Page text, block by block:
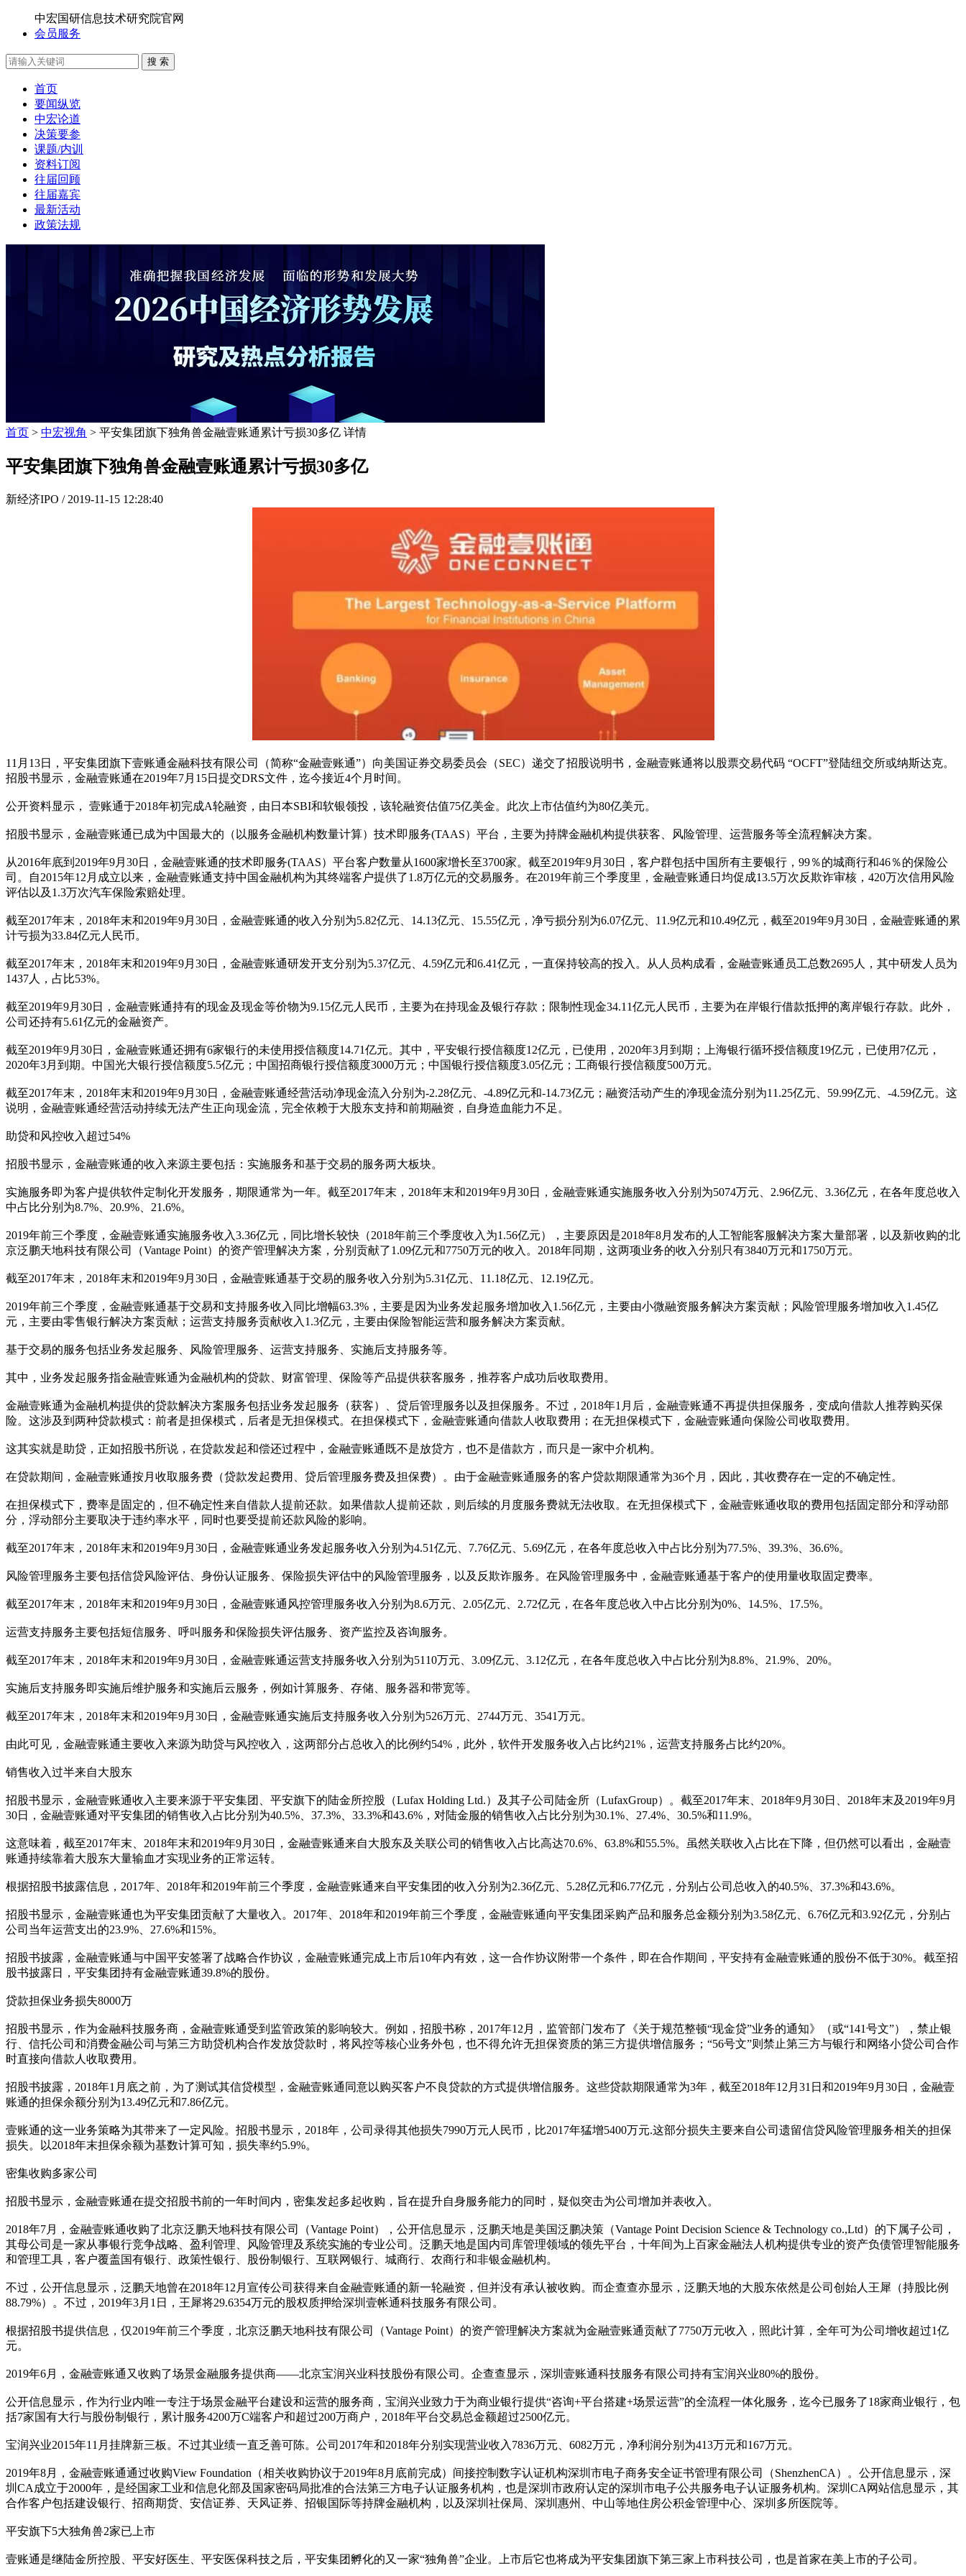
中宏国研信息技术研究院官网
会员服务
搜 索
首页
要闻纵览
中宏论道
决策要参
课题/内训
资料订阅
往届回顾
往届嘉宾
最新活动
政策法规
首页 > 中宏视角 > 平安集团旗下独角兽金融壹账通累计亏损30多亿 详情
平安集团旗下独角兽金融壹账通累计亏损30多亿
新经济IPO / 2019-11-15 12:28:40
11月13日，平安集团旗下壹账通金融科技有限公司（简称“金融壹账通”）向美国证券交易委员会（SEC）递交了招股说明书，金融壹账通将以股票交易代码 “OCFT”登陆纽交所或纳斯达克。
招股书显示，金融壹账通在2019年7月15日提交DRS文件，迄今接近4个月时间。
公开资料显示， 壹账通于2018年初完成A轮融资，由日本SBI和软银领投，该轮融资估值75亿美金。此次上市估值约为80亿美元。
招股书显示，金融壹账通已成为中国最大的（以服务金融机构数量计算）技术即服务(TAAS）平台，主要为持牌金融机构提供获客、风险管理、运营服务等全流程解决方案。
从2016年底到2019年9月30日，金融壹账通的技术即服务(TAAS）平台客户数量从1600家增长至3700家。截至2019年9月30日，客户群包括中国所有主要银行，99％的城商行和46％的保险公
司。自2015年12月成立以来，金融壹账通支持中国金融机构为其终端客户提供了1.8万亿元的交易服务。在2019年前三个季度里，金融壹账通日均促成13.5万次反欺诈审核，420万次信用风险
评估以及1.3万次汽车保险索赔处理。
截至2017年末，2018年末和2019年9月30日，金融壹账通的收入分别为5.82亿元、14.13亿元、15.55亿元，净亏损分别为6.07亿元、11.9亿元和10.49亿元，截至2019年9月30日，金融壹账通的累
计亏损为33.84亿元人民币。
截至2017年末，2018年末和2019年9月30日，金融壹账通研发开支分别为5.37亿元、4.59亿元和6.41亿元，一直保持较高的投入。从人员构成看，金融壹账通员工总数2695人，其中研发人员为
1437人，占比53%。
截至2019年9月30日，金融壹账通持有的现金及现金等价物为9.15亿元人民币，主要为在持现金及银行存款；限制性现金34.11亿元人民币，主要为在岸银行借款抵押的离岸银行存款。此外，
公司还持有5.61亿元的金融资产。
截至2019年9月30日，金融壹账通还拥有6家银行的未使用授信额度14.71亿元。其中，平安银行授信额度12亿元，已使用，2020年3月到期；上海银行循环授信额度19亿元，已使用7亿元，
2020年3月到期。中国光大银行授信额度5.5亿元；中国招商银行授信额度3000万元；中国银行授信额度3.05亿元；工商银行授信额度500万元。
截至2017年末，2018年末和2019年9月30日，金融壹账通经营活动净现金流入分别为-2.28亿元、-4.89亿元和-14.73亿元；融资活动产生的净现金流分别为11.25亿元、59.99亿元、-4.59亿元。这
说明，金融壹账通经营活动持续无法产生正向现金流，完全依赖于大股东支持和前期融资，自身造血能力不足。
助贷和风控收入超过54%
招股书显示，金融壹账通的收入来源主要包括：实施服务和基于交易的服务两大板块。
实施服务即为客户提供软件定制化开发服务，期限通常为一年。截至2017年末，2018年末和2019年9月30日，金融壹账通实施服务收入分别为5074万元、2.96亿元、3.36亿元，在各年度总收入
中占比分别为8.7%、20.9%、21.6%。
2019年前三个季度，金融壹账通实施服务收入3.36亿元，同比增长较快（2018年前三个季度收入为1.56亿元），主要原因是2018年8月发布的人工智能客服解决方案大量部署，以及新收购的北
京泛鹏天地科技有限公司（Vantage Point）的资产管理解决方案，分别贡献了1.09亿元和7750万元的收入。2018年同期，这两项业务的收入分别只有3840万元和1750万元。
截至2017年末，2018年末和2019年9月30日，金融壹账通基于交易的服务收入分别为5.31亿元、11.18亿元、12.19亿元。
2019年前三个季度，金融壹账通基于交易和支持服务收入同比增幅63.3%，主要是因为业务发起服务增加收入1.56亿元，主要由小微融资服务解决方案贡献；风险管理服务增加收入1.45亿
元，主要由零售银行解决方案贡献；运营支持服务贡献收入1.3亿元，主要由保险智能运营和服务解决方案贡献。
基于交易的服务包括业务发起服务、风险管理服务、运营支持服务、实施后支持服务等。
其中，业务发起服务指金融壹账通为金融机构的贷款、财富管理、保险等产品提供获客服务，推荐客户成功后收取费用。
金融壹账通为金融机构提供的贷款解决方案服务包括业务发起服务（获客）、贷后管理服务以及担保服务。不过，2018年1月后，金融壹账通不再提供担保服务，变成向借款人推荐购买保
险。这涉及到两种贷款模式：前者是担保模式，后者是无担保模式。在担保模式下，金融壹账通向借款人收取费用；在无担保模式下，金融壹账通向保险公司收取费用。
这其实就是助贷，正如招股书所说，在贷款发起和偿还过程中，金融壹账通既不是放贷方，也不是借款方，而只是一家中介机构。
在贷款期间，金融壹账通按月收取服务费（贷款发起费用、贷后管理服务费及担保费）。由于金融壹账通服务的客户贷款期限通常为36个月，因此，其收费存在一定的不确定性。
在担保模式下，费率是固定的，但不确定性来自借款人提前还款。如果借款人提前还款，则后续的月度服务费就无法收取。在无担保模式下，金融壹账通收取的费用包括固定部分和浮动部
分，浮动部分主要取决于违约率水平，同时也要受提前还款风险的影响。
截至2017年末，2018年末和2019年9月30日，金融壹账通业务发起服务收入分别为4.51亿元、7.76亿元、5.69亿元，在各年度总收入中占比分别为77.5%、39.3%、36.6%。
风险管理服务主要包括信贷风险评估、身份认证服务、保险损失评估中的风险管理服务，以及反欺诈服务。在风险管理服务中，金融壹账通基于客户的使用量收取固定费率。
截至2017年末，2018年末和2019年9月30日，金融壹账通风控管理服务收入分别为8.6万元、2.05亿元、2.72亿元，在各年度总收入中占比分别为0%、14.5%、17.5%。
运营支持服务主要包括短信服务、呼叫服务和保险损失评估服务、资产监控及咨询服务。
截至2017年末，2018年末和2019年9月30日，金融壹账通运营支持服务收入分别为5110万元、3.09亿元、3.12亿元，在各年度总收入中占比分别为8.8%、21.9%、20%。
实施后支持服务即实施后维护服务和实施后云服务，例如计算服务、存储、服务器和带宽等。
截至2017年末，2018年末和2019年9月30日，金融壹账通实施后支持服务收入分别为526万元、2744万元、3541万元。
由此可见，金融壹账通主要收入来源为助贷与风控收入，这两部分占总收入的比例约54%，此外，软件开发服务收入占比约21%，运营支持服务占比约20%。
销售收入过半来自大股东
招股书显示，金融壹账通收入主要来源于平安集团、平安旗下的陆金所控股（Lufax Holding Ltd.）及其子公司陆金所（LufaxGroup）。截至2017年末、2018年9月30日、2018年末及2019年9月
30日，金融壹账通对平安集团的销售收入占比分别为40.5%、37.3%、33.3%和43.6%，对陆金服的销售收入占比分别为30.1%、27.4%、30.5%和11.9%。
这意味着，截至2017年末、2018年末和2019年9月30日，金融壹账通来自大股东及关联公司的销售收入占比高达70.6%、63.8%和55.5%。虽然关联收入占比在下降，但仍然可以看出，金融壹
账通持续靠着大股东大量输血才实现业务的正常运转。
根据招股书披露信息，2017年、2018年和2019年前三个季度，金融壹账通来自平安集团的收入分别为2.36亿元、5.28亿元和6.77亿元，分别占公司总收入的40.5%、37.3%和43.6%。
招股书显示，金融壹账通也为平安集团贡献了大量收入。2017年、2018年和2019年前三个季度，金融壹账通向平安集团采购产品和服务总金额分别为3.58亿元、6.76亿元和3.92亿元，分别占
公司当年运营支出的23.9%、27.6%和15%。
招股书披露，金融壹账通与中国平安签署了战略合作协议，金融壹账通完成上市后10年内有效，这一合作协议附带一个条件，即在合作期间，平安持有金融壹账通的股份不低于30%。截至招
股书披露日，平安集团持有金融壹账通39.8%的股份。
贷款担保业务损失8000万
招股书显示，作为金融科技服务商，金融壹账通受到监管政策的影响较大。例如，招股书称，2017年12月，监管部门发布了《关于规范整顿“现金贷”业务的通知》（或“141号文”），禁止银
行、信托公司和消费金融公司与第三方助贷机构合作发放贷款时，将风控等核心业务外包，也不得允许无担保资质的第三方提供增信服务；“56号文”则禁止第三方与银行和网络小贷公司合作
时直接向借款人收取费用。
招股书披露，2018年1月底之前，为了测试其信贷模型，金融壹账通同意以购买客户不良贷款的方式提供增信服务。这些贷款期限通常为3年，截至2018年12月31日和2019年9月30日，金融壹
账通的担保余额分别为13.49亿元和7.86亿元。
壹账通的这一业务策略为其带来了一定风险。招股书显示，2018年，公司录得其他损失7990万元人民币，比2017年猛增5400万元.这部分损失主要来自公司遗留信贷风险管理服务相关的担保
损失。以2018年末担保余额为基数计算可知，损失率约5.9%。
密集收购多家公司
招股书显示，金融壹账通在提交招股书前的一年时间内，密集发起多起收购，旨在提升自身服务能力的同时，疑似突击为公司增加并表收入。
2018年7月，金融壹账通收购了北京泛鹏天地科技有限公司（Vantage Point），公开信息显示，泛鹏天地是美国泛鹏决策（Vantage Point Decision Science & Technology co.,Ltd）的下属子公司，
其母公司是一家从事银行竞争战略、盈利管理、风险管理及系统实施的专业公司。泛鹏天地是国内司库管理领域的领先平台，十年间为上百家金融法人机构提供专业的资产负债管理智能服务
和管理工具，客户覆盖国有银行、政策性银行、股份制银行、互联网银行、城商行、农商行和非银金融机构。
不过，公开信息显示，泛鹏天地曾在2018年12月宣传公司获得来自金融壹账通的新一轮融资，但并没有承认被收购。而企查查亦显示，泛鹏天地的大股东依然是公司创始人王犀（持股比例
88.79%）。不过，2019年3月1日，王犀将29.6354万元的股权质押给深圳壹帐通科技服务有限公司。
根据招股书提供信息，仅2019年前三个季度，北京泛鹏天地科技有限公司（Vantage Point）的资产管理解决方案就为金融壹账通贡献了7750万元收入，照此计算，全年可为公司增收超过1亿
元。
2019年6月，金融壹账通又收购了场景金融服务提供商——北京宝润兴业科技股份有限公司。企查查显示，深圳壹账通科技服务有限公司持有宝润兴业80%的股份。
公开信息显示，作为行业内唯一专注于场景金融平台建设和运营的服务商，宝润兴业致力于为商业银行提供“咨询+平台搭建+场景运营”的全流程一体化服务，迄今已服务了18家商业银行，包
括7家国有大行与股份制银行，累计服务4200万C端客户和超过200万商户，2018年平台交易总金额超过2500亿元。
宝润兴业2015年11月挂牌新三板。不过其业绩一直乏善可陈。公司2017年和2018年分别实现营业收入7836万元、6082万元，净利润分别为413万元和167万元。
2019年8月，金融壹账通通过收购View Foundation（相关收购协议于2019年8月底前完成）间接控制数字认证机构深圳市电子商务安全证书管理有限公司（ShenzhenCA）。公开信息显示，深
圳CA成立于2000年，是经国家工业和信息化部及国家密码局批准的合法第三方电子认证服务机构，也是深圳市政府认定的深圳市电子公共服务电子认证服务机构。深圳CA网站信息显示，其
合作客户包括建设银行、招商期货、安信证券、天风证券、招银国际等持牌金融机构，以及深圳社保局、深圳惠州、中山等地住房公积金管理中心、深圳多所医院等。
平安旗下5大独角兽2家已上市
壹账通是继陆金所控股、平安好医生、平安医保科技之后，平安集团孵化的又一家“独角兽”企业。上市后它也将成为平安集团旗下第三家上市科技公司，也是首家在美上市的子公司。